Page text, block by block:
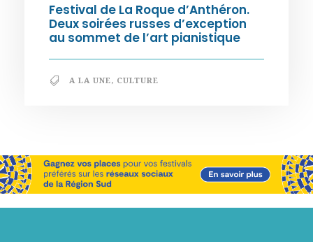
Festival de La Roque d’Anthéron.
Deux soirées russes d’exception
au sommet de l’art pianistique
A LA UNE, CULTURE